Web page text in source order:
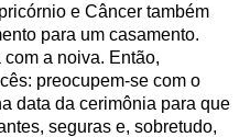
e Câncer também
para um casamento.
a noiva. Então,
preocupem-se com o
data da cerimônia para que
seguras e, sobretudo,